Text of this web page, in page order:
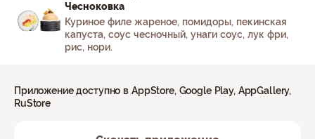
Чесноковка
Куриное филе жареное, помидоры, пекинская
капуста, соус чесночный, унаги соус, лук фри,
рис, нори.
Приложение доступно в AppStore, Google Play, AppGallery,
RuStore